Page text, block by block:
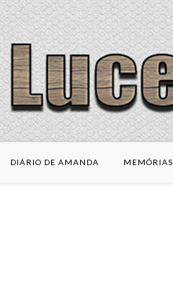
DIÁRIO DE AMANDA MEMÓRIAS